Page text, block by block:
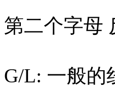
第二个字母
G/L: 一般的